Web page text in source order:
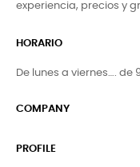
experiencia, precios y
HORARIO
De lunes a viernes…. de
COMPANY
PROFILE